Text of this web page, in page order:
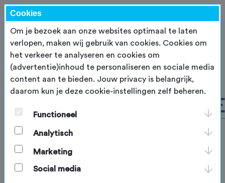
Cookies
Om je bezoek aan onze websites optimaal te laten
verlopen, maken wij gebruik van cookies. Cookies om
het verkeer te analyseren en cookies om
(advertentie)inhoud te personaliseren en sociale media
content aan te bieden. Jouw privacy is belangrijk,
daarom kun je deze cookie-instellingen zelf beheren.
Functioneel
Analytisch
Marketing
Social media